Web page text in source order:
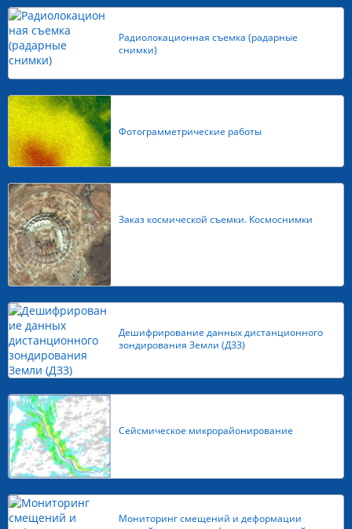
Радиолокационная съемка (радарные
снимки)
Фотограмметрические работы
Заказ космической съемки. Космоснимки
Дешифрирование данных дистанционного
зондирования Земли (ДЗЗ)
Сейсмическое микрорайонирование
Мониторинг смещений и деформации